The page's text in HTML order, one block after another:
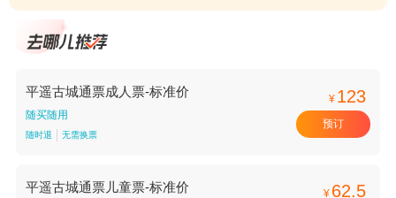
平遥古城通票成人票-标准价
随买随用
随时退 无需换票
¥ 123
预订
平遥古城通票儿童票-标准价 ¥ 62.5